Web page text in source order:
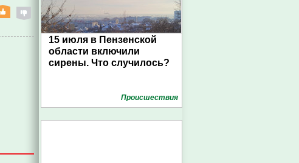
15 июля в Пензенской
области включили
сирены. Что случилось?
Проиcшествия